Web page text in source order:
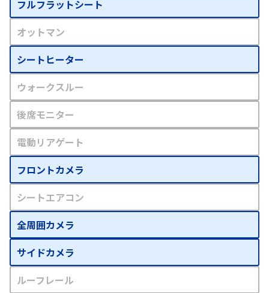
フルフラットシート
オットマン
シートヒーター
ウォークスルー
後席モニター
電動リアゲート
フロントカメラ
シートエアコン
全周囲カメラ
サイドカメラ
ルーフレール